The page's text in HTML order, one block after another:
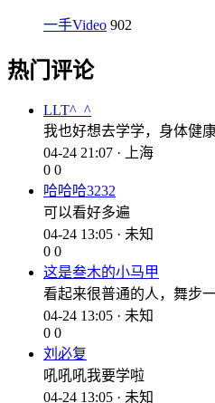
一手Video 902
热门评论
LLT^_^
我也好想去学学，身体健
04-24 21:07 · 上海
0 0
哈哈哈3232
可以看好多遍
04-24 13:05 · 未知
0 0
这是叁木的小马甲
看起来很普通的人，舞步
04-24 13:05 · 未知
0 0
刘必复
吼吼吼我要学啦
04-24 13:05 · 未知